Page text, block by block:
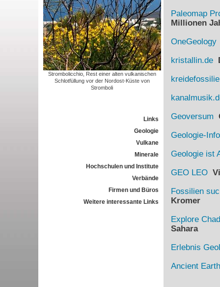
Strombolicchio, Rest einer alten vulkanischen
Schlotfüllung vor der Nordost-Küste von
Stromboli
Links
Geologie
Vulkane
Minerale
Hochschulen und Institute
Verbände
Firmen und Büros
Weitere interessante Links
Paleomap
Millionen
OneGeology
kristallin.de
Geoversum
Geologie-Info
Geologie ist
GEO LEO
Fossilien
Kromer
Explore Chad
Sahara
Erlebnis
Ancient